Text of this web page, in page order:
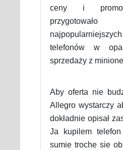
ceny i
przygotowało
telefonów w
sprzedaży z
Aby oferta nie
Allegro wystarczy
dokładnie opisał
Ja kupilem
sumie troche sie